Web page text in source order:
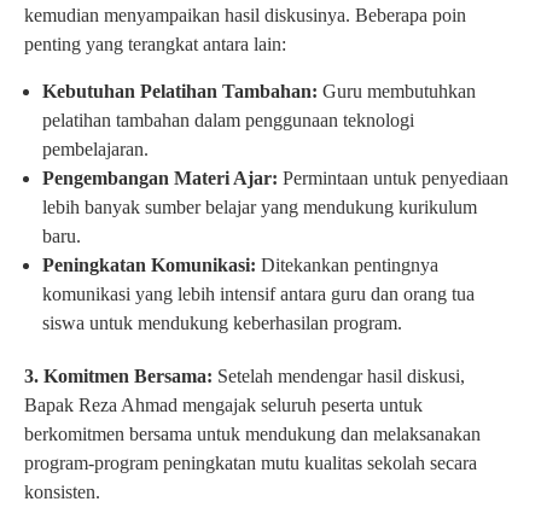
kemudian menyampaikan hasil diskusinya. Beberapa poin
penting yang terangkat antara lain:
Kebutuhan Pelatihan Tambahan: Guru membutuhkan
pelatihan tambahan dalam penggunaan teknologi
pembelajaran.
Pengembangan Materi Ajar: Permintaan untuk penyediaan
lebih banyak sumber belajar yang mendukung kurikulum
baru.
Peningkatan Komunikasi: Ditekankan pentingnya
komunikasi yang lebih intensif antara guru dan orang tua
siswa untuk mendukung keberhasilan program.
3. Komitmen Bersama: Setelah mendengar hasil diskusi,
Bapak Reza Ahmad mengajak seluruh peserta untuk
berkomitmen bersama untuk mendukung dan melaksanakan
program-program peningkatan mutu kualitas sekolah secara
konsisten.